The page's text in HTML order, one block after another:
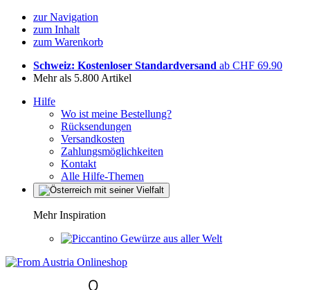
zur Navigation
zum Inhalt
zum Warenkorb
Schweiz: Kostenloser Standardversand ab CHF 69.90
Mehr als 5.800 Artikel
Hilfe
Wo ist meine Bestellung?
Rücksendungen
Versandkosten
Zahlungsmöglichkeiten
Kontakt
Alle Hilfe-Themen
Mehr Inspiration
Gewürze aus aller Welt